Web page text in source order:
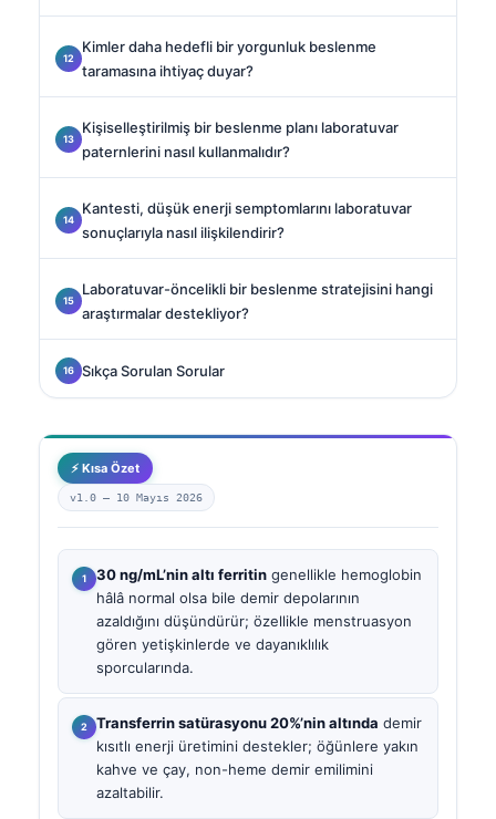
Kimler daha hedefli bir yorgunluk beslenme
taramasına ihtiyaç duyar?
Kişiselleştirilmiş bir beslenme planı laboratuvar
paternlerini nasıl kullanmalıdır?
Kantesti, düşük enerji semptomlarını laboratuvar
sonuçlarıyla nasıl ilişkilendirir?
Laboratuvar-öncelikli bir beslenme stratejisini hangi
araştırmalar destekliyor?
Sıkça Sorulan Sorular
⚡ Kısa Özet
v1.0 — 10 Mayıs 2026
30 ng/mL’nin altı ferritin genellikle hemoglobin
hâlâ normal olsa bile demir depolarının
azaldığını düşündürür; özellikle menstruasyon
gören yetişkinlerde ve dayanıklılık
sporcularında.
Transferrin satürasyonu 20%’nin altında demir
kısıtlı enerji üretimini destekler; öğünlere yakın
kahve ve çay, non-heme demir emilimini
azaltabilir.